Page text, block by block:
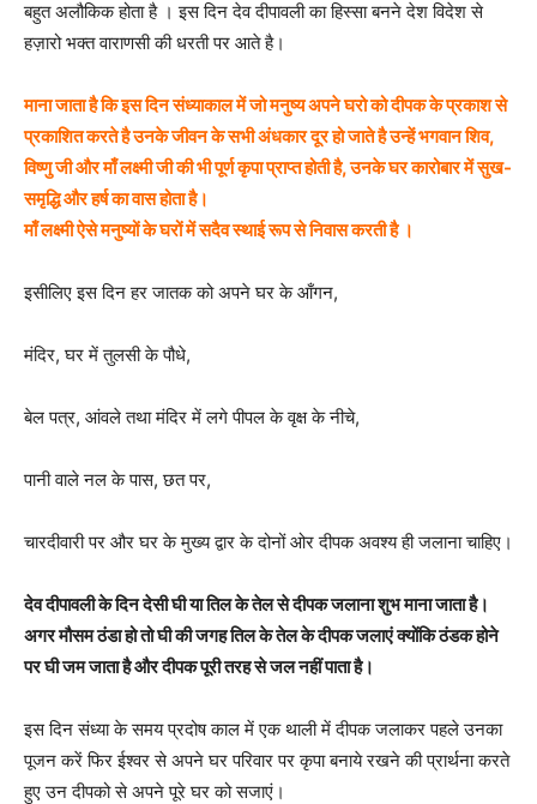
बहुत अलौकिक होता है । इस दिन देव दीपावली का हिस्सा बनने देश विदेश से
हज़ारो भक्त वाराणसी की धरती पर आते है।
माना जाता है कि इस दिन संध्याकाल में जो मनुष्य अपने घरो को दीपक के प्रकाश से
प्रकाशित करते है उनके जीवन के सभी अंधकार दूर हो जाते है उन्हें भगवान शिव,
विष्णु जी और माँ लक्ष्मी जी की भी पूर्ण कृपा प्राप्त होती है, उनके घर कारोबार में सुख-
समृद्धि और हर्ष का वास होता है।
माँ लक्ष्मी ऐसे मनुष्यों के घरों में सदैव स्थाई रूप से निवास करती है ।
इसीलिए इस दिन हर जातक को अपने घर के आँगन,
मंदिर, घर में तुलसी के पौधे,
बेल पत्र, आंवले तथा मंदिर में लगे पीपल के वृक्ष के नीचे,
पानी वाले नल के पास, छत पर,
चारदीवारी पर और घर के मुख्य द्वार के दोनों ओर दीपक अवश्य ही जलाना चाहिए।
देव दीपावली के दिन देसी घी या तिल के तेल से दीपक जलाना शुभ माना जाता है।
अगर मौसम ठंडा हो तो घी की जगह तिल के तेल के दीपक जलाएं क्योंकि ठंडक होने
पर घी जम जाता है और दीपक पूरी तरह से जल नहीं पाता है।
इस दिन संध्या के समय प्रदोष काल में एक थाली में दीपक जलाकर पहले उनका
पूजन करें फिर ईश्वर से अपने घर परिवार पर कृपा बनाये रखने की प्रार्थना करते
हुए उन दीपको से अपने पूरे घर को सजाएं।